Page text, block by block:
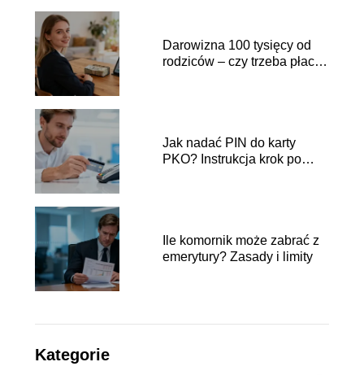
Darowizna 100 tysięcy od
rodziców – czy trzeba płacić
Jak nadać PIN do karty
PKO? Instrukcja krok po
Ile komornik może zabrać z
emerytury? Zasady i limity
Kategorie